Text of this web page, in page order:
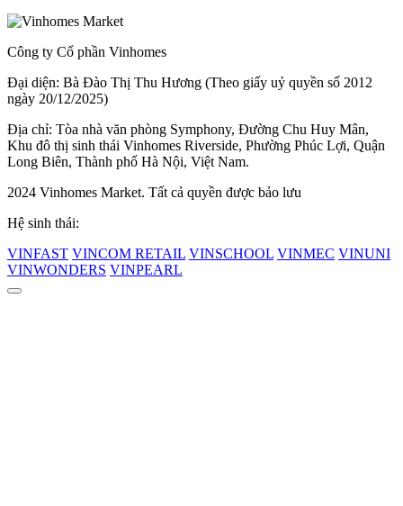
Công ty Cổ phần Vinhomes
Đại diện: Bà Đào Thị Thu Hương (Theo giấy uỷ quyền số 2012
ngày 20/12/2025)
Địa chỉ: Tòa nhà văn phòng Symphony, Đường Chu Huy Mân,
Khu đô thị sinh thái Vinhomes Riverside, Phường Phúc Lợi, Quận
Long Biên, Thành phố Hà Nội, Việt Nam.
2024 Vinhomes Market. Tất cả quyền được bảo lưu
Hệ sinh thái:
VINFAST VINCOM RETAIL VINSCHOOL VINMEC VINUNI
VINWONDERS VINPEARL